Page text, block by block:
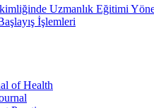
Uzmanlık Eğitimi
İşlemleri
of Health